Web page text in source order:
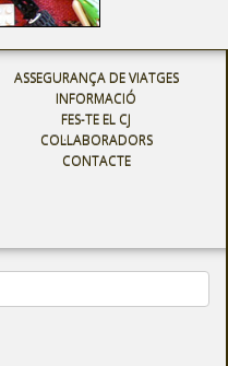
ASSEGURANÇA DE VIATGES
INFORMACIÓ
FES-TE EL CJ
COL·LABORADORS
CONTACTE